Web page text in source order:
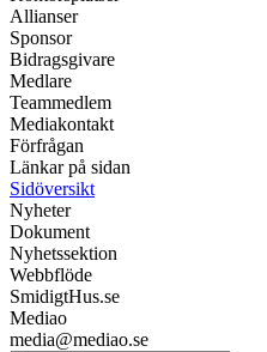
Allianser
Sponsor
Bidragsgivare
Medlare
Teammedlem
Mediakontakt
Förfrågan
Länkar på sidan
Sidöversikt
Nyheter
Dokument
Nyhetssektion
Webbflöde
SmidigtHus.se
Mediao
media@mediao.se